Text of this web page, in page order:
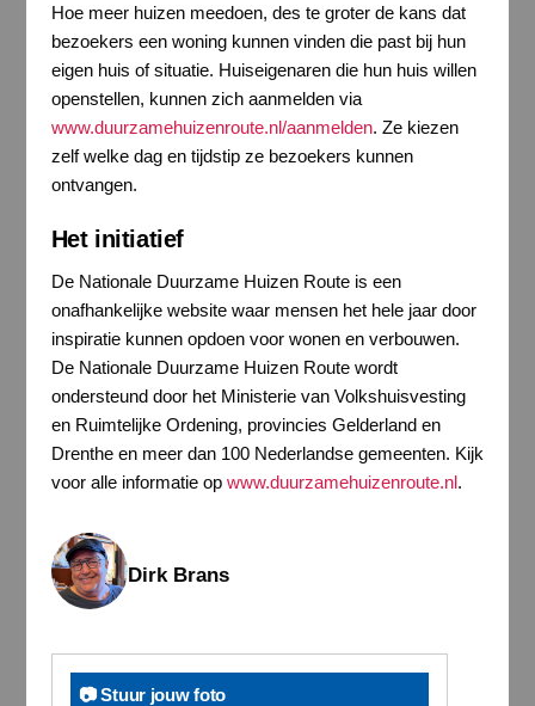
Hoe meer huizen meedoen, des te groter de kans dat
bezoekers een woning kunnen vinden die past bij hun
eigen huis of situatie. Huiseigenaren die hun huis willen
openstellen, kunnen zich aanmelden via
www.duurzamehuizenroute.nl/aanmelden. Ze kiezen
zelf welke dag en tijdstip ze bezoekers kunnen
ontvangen.
Het initiatief
De Nationale Duurzame Huizen Route is een
onafhankelijke website waar mensen het hele jaar door
inspiratie kunnen opdoen voor wonen en verbouwen.
De Nationale Duurzame Huizen Route wordt
ondersteund door het Ministerie van Volkshuisvesting
en Ruimtelijke Ordening, provincies Gelderland en
Drenthe en meer dan 100 Nederlandse gemeenten. Kijk
voor alle informatie op www.duurzamehuizenroute.nl.
Dirk Brans
📷 Stuur jouw foto